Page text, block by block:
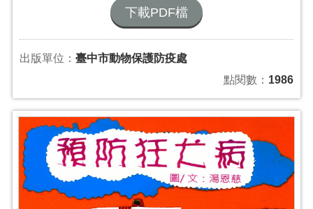
下載PDF檔
出版單位： 臺中市動物保護防疫處
點閱數： 1986